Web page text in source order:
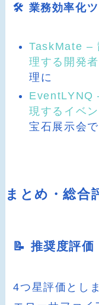
🛠️ 業務効率化
TaskMate –
理する開発
理に
EventLYNQ
現するイベ
宝石展示会
まとめ・総合
📝 推奨度評価
4つ星評価とし